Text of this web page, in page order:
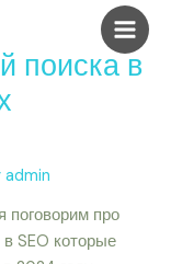
Main
поиска в
admin
про
SEO которые